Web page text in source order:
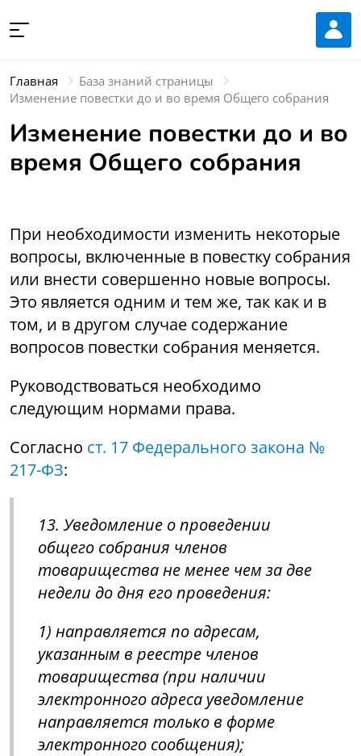
Главная
База знаний страницы
Изменение повестки до и во время Общего собрания
Изменение повестки до и во
время Общего собрания
При необходимости изменить некоторые
вопросы, включенные в повестку собрания
или внести совершенно новые вопросы.
Это является одним и тем же, так как и в
том, и в другом случае содержание
вопросов повестки собрания меняется.
Руководствоваться необходимо
следующим нормами права.
Согласно ст. 17 Федерального закона №
217-ФЗ:
13. Уведомление о проведении
общего собрания членов
товарищества не менее чем за две
недели до дня его проведения:
1) направляется по адресам,
указанным в реестре членов
товарищества (при наличии
электронного адреса уведомление
направляется только в форме
электронного сообщения);